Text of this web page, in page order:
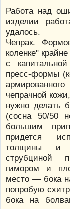
Работа над
изделии
удалось.
Чепрак.
коленке"
с
пресс-формы
чепрачной
нужно делать
(сосна 50/50
большим
придется
толщины и
струбциной
гимором и
место — бока
попробую
бока на